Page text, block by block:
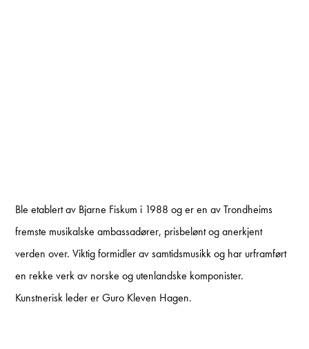
Ble etablert av Bjarne Fiskum i 1988 og er en av Trondheims
fremste musikalske ambassadører, prisbelønt og anerkjent
verden over. Viktig formidler av samtidsmusikk og har urframført
en rekke verk av norske og utenlandske komponister.
Kunstnerisk leder er Guro Kleven Hagen.